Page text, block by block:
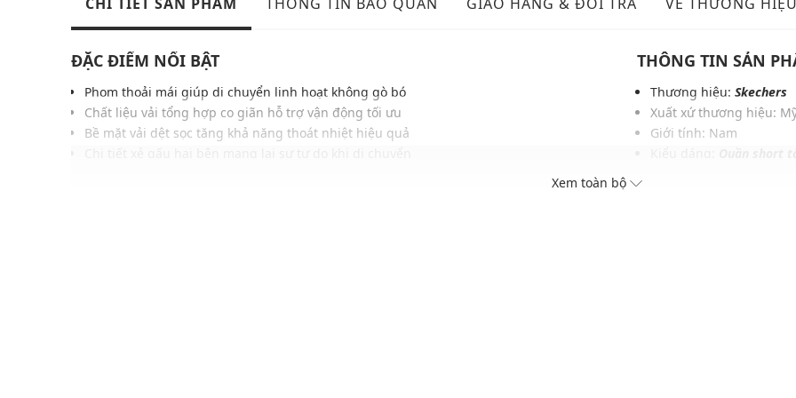
ĐẶC ĐIỂM NỔI BẬT
Phom thoải mái giúp di chuyển linh hoạt không gò bó
Chất liệu vải tổng hợp co giãn hỗ trợ vận động tối ưu
Bề mặt vải dệt sọc tăng khả năng thoát nhiệt hiệu quả
THÔNG TIN SẢN
Thương hiệu: Skechers
Xuất xứ thương hiệu:
Giới tính: Nam
Xem toàn bộ